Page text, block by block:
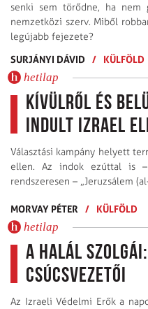
senki sem törődne, ha nem
nemzetközi szerv. Miből
legújabb fejezete?
SURJÁNYI DÁVID
/ KÜLFÖLD
hetilap
Kívülről és
indult Izrael
Választási kampány helyett
ellen. Az indok ezúttal is
rendszeresen – „Jeruzsálem
MORVAY PÉTER / KÜLFÖLD
hetilap
A halál szolgái:
csúcsvezetői
Az Izraeli Védelmi Erők a